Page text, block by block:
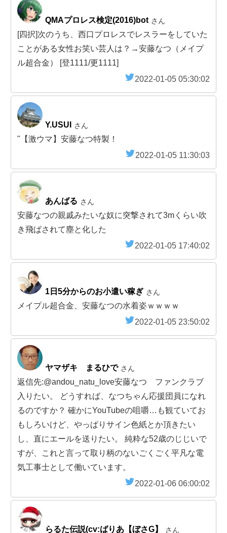
QMAプロレス検定(2016)bot さん
[四択]次のうち、西口プロレスでレスラーをしていた
ことがある女性お笑い芸人は？→安藤なつ（メイプ
ル超合金） [登1111/更1111]
2022-01-05 05:30:02
Y.USUI さん
"【激ウマ】安藤なつ特製！
2022-01-05 11:30:03
あんばる さん
安藤なつの親戚みたいな奴に突撃されて3mくらい吹
き飛ばされて塵と化した
2022-01-05 17:40:02
1日5分からのお小遣い稼ぎ さん
メイプル超合金、安藤なつの水着姿ｗｗｗｗ
2022-01-05 23:50:02
ヤマザキ まるひで さん
返信先:@andou_natu_love安藤なつ ファンクラブ
入りたい。 どうすれば、なつちゃん応援団員になれ
るのですか？ 確かにYouTubeの咀嚼…も観ていてお
もしろいけど、やっぱりサイン色紙とか頂きたい
し、直にエールを送りたい。 純粋な52歳のじじいで
すが、これと言って取り柄のないごくごく平凡な電
気工事士として働いています。
2022-01-06 06:00:02
らるた伝説(cv:ばりあ【ぼさG】 さん